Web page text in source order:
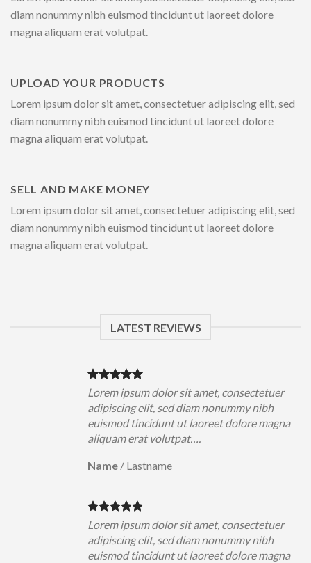
diam nonummy nibh euismod tincidunt ut laoreet dolore
magna aliquam erat volutpat.
UPLOAD YOUR PRODUCTS
Lorem ipsum dolor sit amet, consectetuer adipiscing elit, sed
diam nonummy nibh euismod tincidunt ut laoreet dolore
magna aliquam erat volutpat.
SELL AND MAKE MONEY
Lorem ipsum dolor sit amet, consectetuer adipiscing elit, sed
diam nonummy nibh euismod tincidunt ut laoreet dolore
magna aliquam erat volutpat.
LATEST REVIEWS
Lorem ipsum dolor sit amet, consectetuer
adipiscing elit, sed diam nonummy nibh
euismod tincidunt ut laoreet dolore magna
aliquam erat volutpat….
Name / Lastname
Lorem ipsum dolor sit amet, consectetuer
adipiscing elit, sed diam nonummy nibh
euismod tincidunt ut laoreet dolore magna